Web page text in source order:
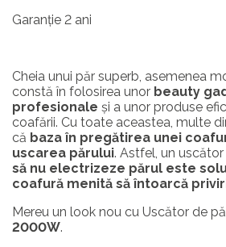
Garanție 2 ani
Cheia unui păr superb, asemenea
constă în folosirea unor beauty
profesionale şi a unor produse
coafării. Cu toate aceastea, multe
că baza în pregătirea unei
uscarea părului. Astfel, un
să nu electrizeze părul este
coafură menită să întoarcă
Mereu un look nou cu Uscător de
2000W.